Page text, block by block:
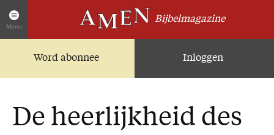
Menu
Bijbelmagazine
Word abonnee Inloggen
Artikelen
Zoek in alle artikelen
De heerlijkheid des